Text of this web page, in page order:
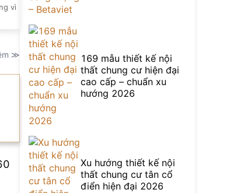
vì
≫
169 mẫu thiết kế nội
thất chung cư hiện đại
cao cấp – chuẩn xu
hướng 2026
Xu hướng thiết kế nội
thất chung cư tân cổ
điển hiện đại 2026